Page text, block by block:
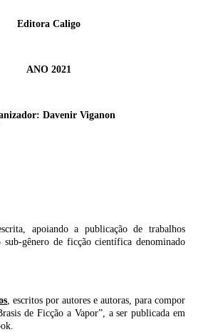
Editora Caligo
ANO 2021
Davenir Viganon
apoiando a publicação de trabalhos
sub-gênero de ficção científica denominado
, escritos por autores e autoras, para compor
de Ficção a Vapor”, a ser publicada em